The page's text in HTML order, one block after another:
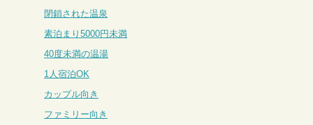
閉鎖された温泉
素泊まり5000円未満
40度未満の温湯
1人宿泊OK
カップル向き
ファミリー向き